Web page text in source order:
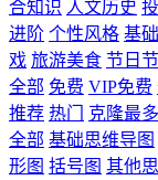
合知识 人文历史
进阶 个性风格 基
戏 旅游美食 节日
全部 免费 VIP免费
推荐 热门 克隆最多
全部 基础思维导图
形图 括号图 其他